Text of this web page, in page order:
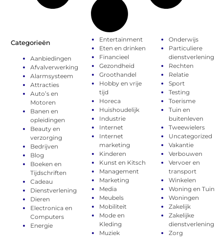
Categorieën
Aanbiedingen
Afvalverwerking
Alarmsysteem
Attracties
Auto’s en
Motoren
Banen en
opleidingen
Beauty en
verzorging
Bedrijven
Blog
Boeken en
Tijdschriften
Cadeau
Dienstverlening
Dieren
Electronica en
Computers
Energie
Entertainment
Eten en drinken
Financieel
Gezondheid
Groothandel
Hobby en vrije
tijd
Horeca
Huishoudelijk
Industrie
Internet
Internet
marketing
Kinderen
Kunst en Kitsch
Management
Marketing
Media
Meubels
Mobiliteit
Mode en
Kleding
Muziek
Onderwijs
Particuliere
dienstverlening
Rechten
Relatie
Sport
Testing
Toerisme
Tuin en
buitenleven
Tweewielers
Uncategorized
Vakantie
Verbouwen
Vervoer en
transport
Winkelen
Woning en Tuin
Woningen
Zakelijk
Zakelijke
dienstverlening
Zorg